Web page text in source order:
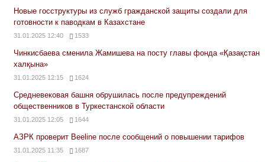
Новые госструктуры из служб гражданской защиты создали для
готовности к паводкам в Казахстане
31.01.2025 12:40 1533
Чинкисбаева сменила Жамишева на посту главы фонда «Қазақстан
халқына»
31.01.2025 12:15 1624
Средневековая башня обрушилась после предупреждений
общественников в Туркестанской области
31.01.2025 12:05 1644
АЗРК проверит Beeline после сообщений о повышении тарифов
31.01.2025 11:35 1687